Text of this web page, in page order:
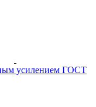
усилением ГОСТ